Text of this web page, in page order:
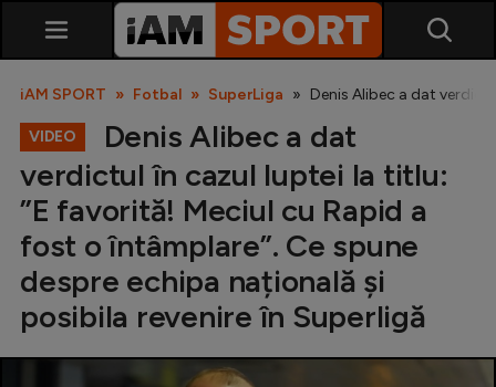
SuperLiga
Liga 2
Cupa României
iAM SPORT Fotbal SuperLiga Denis Alibec a dat
VIDEO
Denis Alibec a dat
verdictul în cazul luptei la titlu:
”E favorită! Meciul cu Rapid a
fost o întâmplare”. Ce spune
despre echipa națională și
posibila revenire în Superligă